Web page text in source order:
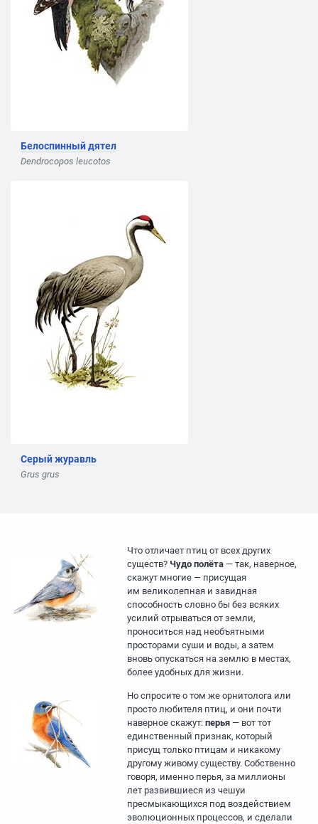
Белоспинный дятел
Dendrocopos leucotos
Серый журавль
Grus grus
Что отличает птиц от всех других
существ? Чудо полёта — так, наверное,
скажут многие — присущая
им великолепная и завидная
способность словно бы без всяких
усилий отрываться от земли,
проноситься над необъятными
просторами суши и воды, а затем
вновь опускаться на землю в местах,
более удобных для жизни.
Но спросите о том же орнитолога или
просто любителя птиц, и они почти
наверное скажут: перья — вот тот
единственный признак, который
присущ только птицам и никакому
другому живому существу. Собственно
говоря, именно перья, за миллионы
лет развившиеся из чешуи
пресмыкающихся под воздействием
эволюционных процессов, и сделали